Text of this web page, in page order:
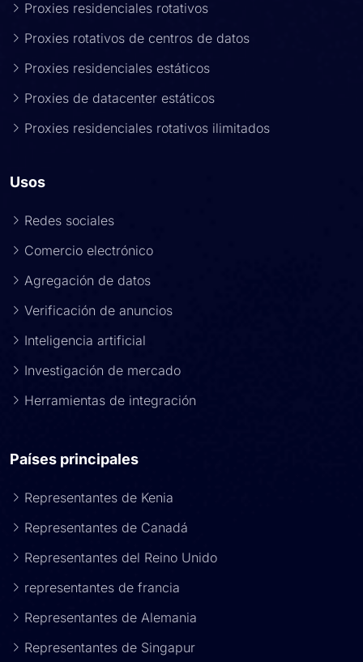
Proxies residenciales rotativos
Proxies rotativos de centros de datos
Proxies residenciales estáticos
Proxies de datacenter estáticos
Proxies residenciales rotativos ilimitados
Usos
Redes sociales
Comercio electrónico
Agregación de datos
Verificación de anuncios
Inteligencia artificial
Investigación de mercado
Herramientas de integración
Países principales
Representantes de Kenia
Representantes de Canadá
Representantes del Reino Unido
representantes de francia
Representantes de Alemania
Representantes de Singapur